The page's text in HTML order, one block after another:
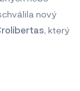
nový
, který